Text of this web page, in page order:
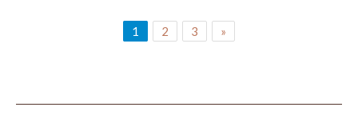
1 2 3 »